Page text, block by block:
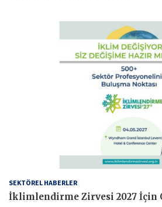
SEKTÖREL HABERLER
İklimlendirme Zirvesi 2027 İçin